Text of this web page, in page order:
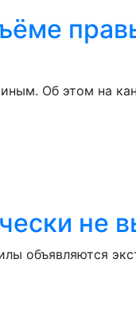
Об этом на
не
объявляются